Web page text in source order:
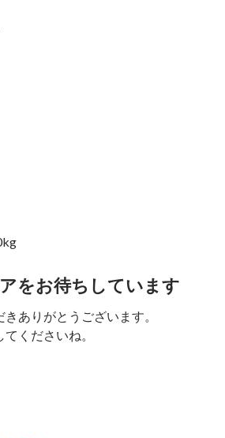
をお待ちしています
ありがとうございます。
くださいね。